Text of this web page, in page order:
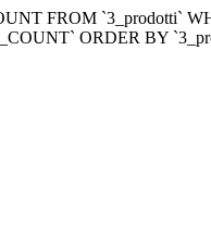
FROM `3_prodotti`
ORDER BY